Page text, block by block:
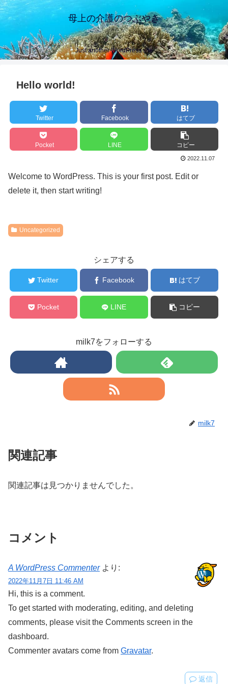
母上の介護のつぶやき
Just another WordPress site
Hello world!
Twitter Facebook はてブ
Pocket LINE コピー
2022.11.07
Welcome to WordPress. This is your first post. Edit or
delete it, then start writing!
Uncategorized
シェアする
Twitter Facebook はてブ
Pocket LINE コピー
milk7をフォローする
milk7
関連記事
関連記事は見つかりませんでした。
コメント
A WordPress Commenter より:
2022年11月7日 11:46 AM
Hi, this is a comment.
To get started with moderating, editing, and deleting
comments, please visit the Comments screen in the
dashboard.
Commenter avatars come from Gravatar.
返信